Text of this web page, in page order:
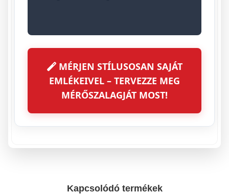
MÉRJEN STÍLUSOSAN SAJÁT
EMLÉKEIVEL – TERVEZZE MEG
MÉRŐSZALAGJÁT MOST!
Kapcsolódó termékek